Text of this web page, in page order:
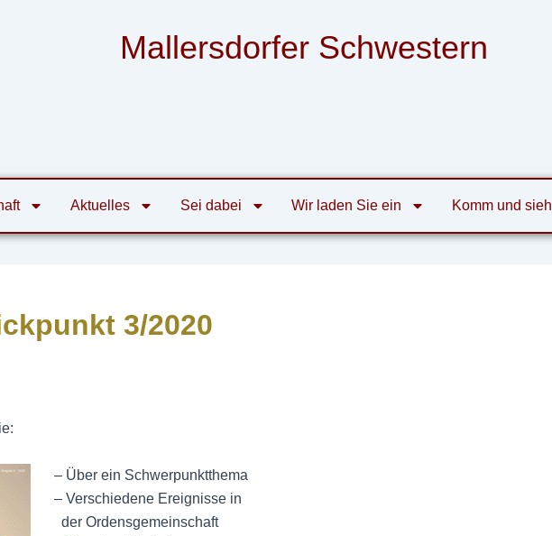
Mallersdorfer Schwestern
Aktuelles Sei dabei Wir laden Sie ein Komm und sieh
3/2020
– Über ein Schwerpunktthema
– Verschiedene Ereignisse in
der Ordensgemeinschaft